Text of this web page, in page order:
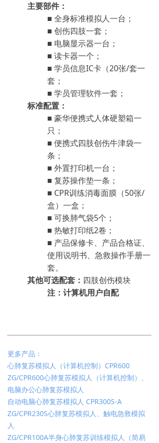
主要部件：
■ 全身标准模拟人一台；
■ 创伤四肢一套；
■ 电脑显示器一台；
■ 读卡器一个；
■ 学员信息IC卡（20张/套一
套；
■ 学员管理软件一套；
标准配置：
■ 豪华便携式人体硬塑箱一
只；
■ 便携式四肢创伤牛津袋一
条；
■ 外置打印机一台；
■ 复苏操作垫一条；
■ CPR训练消毒面膜（50张/
盒）一盒；
■ 可换肺气袋5个；
■ 热敏打印纸2卷；
■ 产品保修卡、产品合格证、
使用说明书、急救操作手册一
套。
其他可选配套： 四肢创伤模块
注：计算机用户自配
更多产品：
心肺复苏模拟人（计算机控制）CPR600
ZG/CPR600心肺复苏模拟人（计算机控制）、
电脑办公心肺复苏模拟人
自动电脑心肺复苏模拟人 CPR300S-A
ZG/CPR230S心肺复苏模拟人、触电急救模拟
人
ZG/CPR100A半身心肺复苏训练模拟人（简易